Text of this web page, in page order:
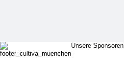
Unsere Sponsoren